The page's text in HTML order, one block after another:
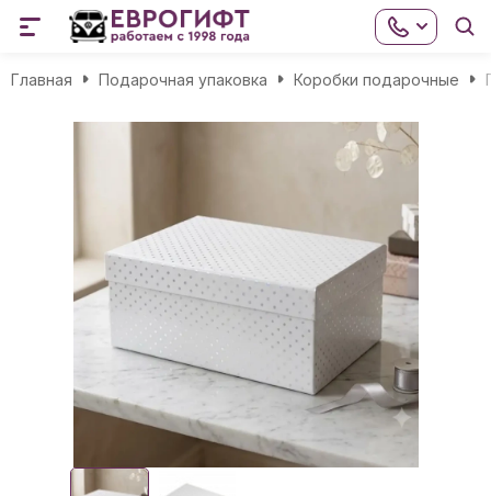
Главная Подарочная упаковка Коробки подарочные